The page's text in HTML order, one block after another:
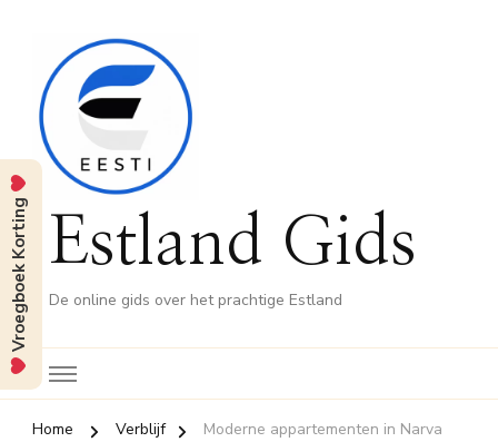
Estland Gids
De online gids over het prachtige Estland
Home Verblijf Moderne appartementen in Narva
Vroegboek Korting